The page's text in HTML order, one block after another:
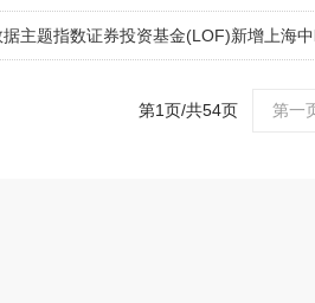
主题指数证券投资基金(LOF)新增上海
第1页/共54页 第一